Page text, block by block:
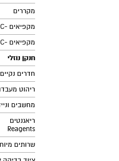
מקררים
מקפיאים -20C
מקפיאים -80C
חנקן נוזלי
חדרים נקיים
ריהוט
מחשבים
ריאגנטים
Reagents
שרותים